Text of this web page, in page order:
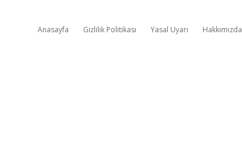
Anasayfa Gizlilik Politikası Yasal Uyarı Hakkımızda